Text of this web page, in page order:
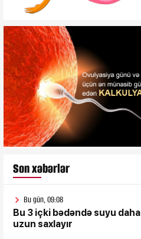
Son xəbərlər
Bu gün, 09:08
Bu 3 içki bədəndə suyu daha
uzun saxlayır